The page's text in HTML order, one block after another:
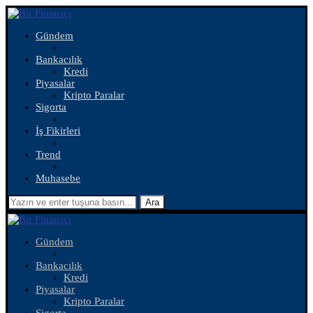
Gündem
Bankacılık
Kredi
Piyasalar
Kripto Paralar
Sigorta
İş Fikirleri
Trend
Muhasebe
Ara
Gündem
Bankacılık
Kredi
Piyasalar
Kripto Paralar